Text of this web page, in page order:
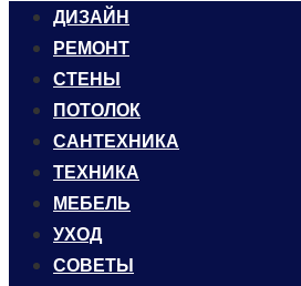
ДИЗАЙН
РЕМОНТ
СТЕНЫ
ПОТОЛОК
САНТЕХНИКА
ТЕХНИКА
МЕБЕЛЬ
УХОД
CОВЕТЫ